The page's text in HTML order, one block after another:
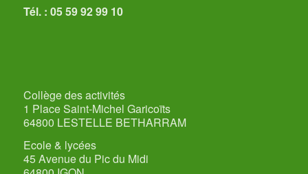
Tél. : 05 59 92 99 10
Collège des activités
1 Place Saint-Michel Garicoïts
64800 LESTELLE BETHARRAM
Ecole & lycées
45 Avenue du Pic du Midi